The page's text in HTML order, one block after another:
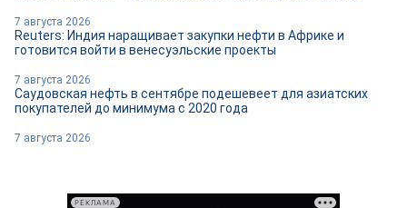
7 августа 2026
Reuters: Индия наращивает закупки нефти в Африке и
готовится войти в венесуэльские проекты
7 августа 2026
Саудовская нефть в сентябре подешевеет для азиатских
покупателей до минимума с 2020 года
7 августа 2026
РЕКЛАМА